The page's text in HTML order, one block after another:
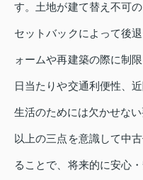
す。土地が建て替え不可
セットバックによって後
ォームや再建築の際に制
日当たりや交通利便性、
生活のためには欠かせない
以上の三点を意識して中
ることで、将来的に安心